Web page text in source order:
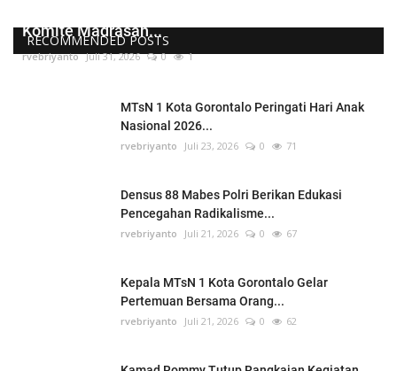
RECOMMENDED POSTS
Komite Madrasah...
rvebriyanto Juli 31, 2026 0 1
MTsN 1 Kota Gorontalo Peringati Hari Anak
Nasional 2026...
rvebriyanto Juli 23, 2026 0 71
Densus 88 Mabes Polri Berikan Edukasi
Pencegahan Radikalisme...
rvebriyanto Juli 21, 2026 0 67
Kepala MTsN 1 Kota Gorontalo Gelar
Pertemuan Bersama Orang...
rvebriyanto Juli 21, 2026 0 62